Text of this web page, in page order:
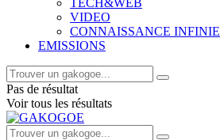
TECH&WEB
VIDEO
CONNAISSANCE INFINIE
EMISSIONS
Pas de résultat
Voir tous les résultats